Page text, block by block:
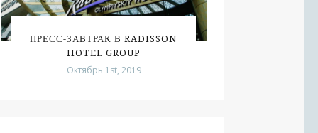
ПРЕСС-ЗАВТРАК В RADISSON
HOTEL GROUP
Октябрь 1st, 2019